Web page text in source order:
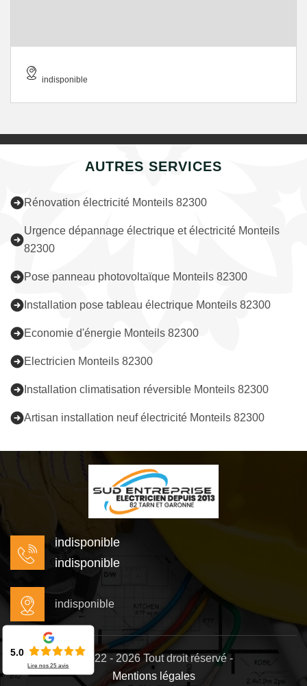
indisponible
AUTRES SERVICES
Rénovation électricité Monteils 82300
Urgence dépannage électrique et électricité Monteils
82300
Pose panneau photovoltaïque Monteils 82300
Installation pose tableau électrique Monteils 82300
Economie d'énergie Monteils 82300
Electricien Monteils 82300
Installation climatisation réversible Monteils 82300
Artisan installation neuf électricité Monteils 82300
indisponible
indisponible
indisponible
©2022 - 2026 Tout droit réservé -
Mentions légales
5.0
Lire nos25 avis